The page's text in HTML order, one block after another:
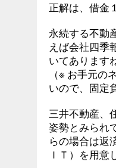
正解は、借金
永続する不動
えば会社四季
いてあります
（※ お手元
いので、固定
三井不動産、
姿勢とみられ
らの場合は返
ＩＴ）を用意